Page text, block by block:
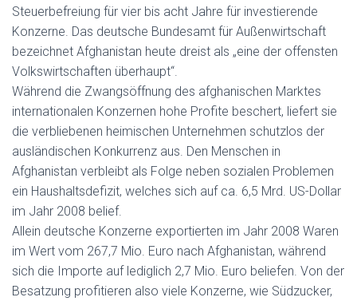
Steuerbefreiung für vier bis acht Jahre für investierende
Konzerne. Das deutsche Bundesamt für Außenwirtschaft
bezeichnet Afghanistan heute dreist als „eine der offensten
Volkswirtschaften überhaupt“.
Während die Zwangsöffnung des afghanischen Marktes
internationalen Konzernen hohe Profite beschert, liefert sie
die verbliebenen heimischen Unternehmen schutzlos der
ausländischen Konkurrenz aus. Den Menschen in
Afghanistan verbleibt als Folge neben sozialen Problemen
ein Haushaltsdefizit, welches sich auf ca. 6,5 Mrd. US-Dollar
im Jahr 2008 belief.
Allein deutsche Konzerne exportierten im Jahr 2008 Waren
im Wert vom 267,7 Mio. Euro nach Afghanistan, während
sich die Importe auf lediglich 2,7 Mio. Euro beliefen. Von der
Besatzung profitieren also viele Konzerne, wie Südzucker,